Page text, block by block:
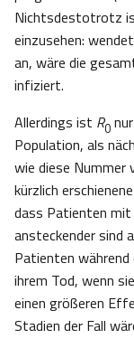
Nichtsdestotrotz
einzusehen:
an, wäre die
infiziert.
Allerdings ist R0
Population, als
wie diese Nummer
kürzlich
dass Patienten mit
ansteckender sind
Patienten
ihrem Tod, wenn
einen größeren
Stadien der Fall